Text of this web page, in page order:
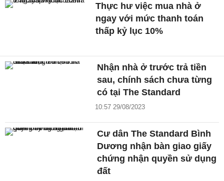
Thực hư việc mua nhà ở
ngay với mức thanh toán
thấp kỷ lục 10%
Nhận nhà ở trước trả tiền
sau, chính sách chưa từng
có tại The Standard
10:57 29/08/2023
Cư dân The Standard Bình
Dương nhận bàn giao giấy
chứng nhận quyền sử dụng
đất